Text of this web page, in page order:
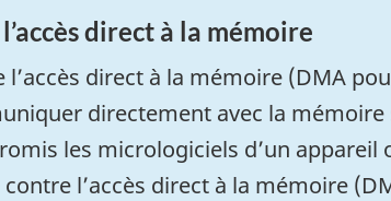
direct à la mémoire
l’accès direct à la mémoire (DMA
directement avec la
les micrologiciels d’un
l’accès direct à la mémoire